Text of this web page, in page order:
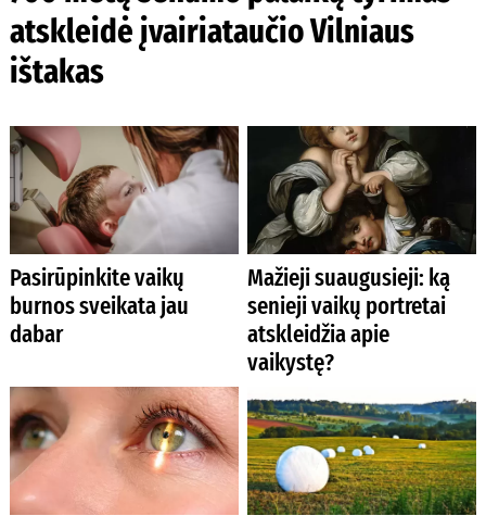
atskleidė įvairiataučio Vilniaus
ištakas
Pasirūpinkite vaikų
burnos sveikata jau
dabar
Mažieji suaugusieji: ką
senieji vaikų portretai
atskleidžia apie
vaikystę?